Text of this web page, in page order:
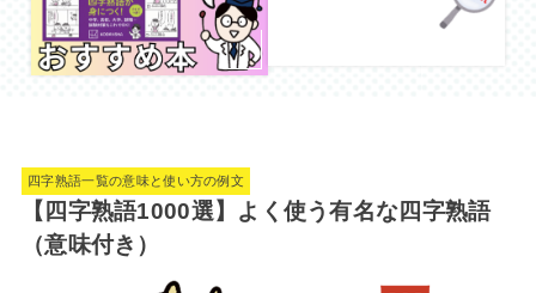
四字熟語一覧の意味と使い方の例文
【四字熟語1000選】よく使う有名な四字熟語
（意味付き）